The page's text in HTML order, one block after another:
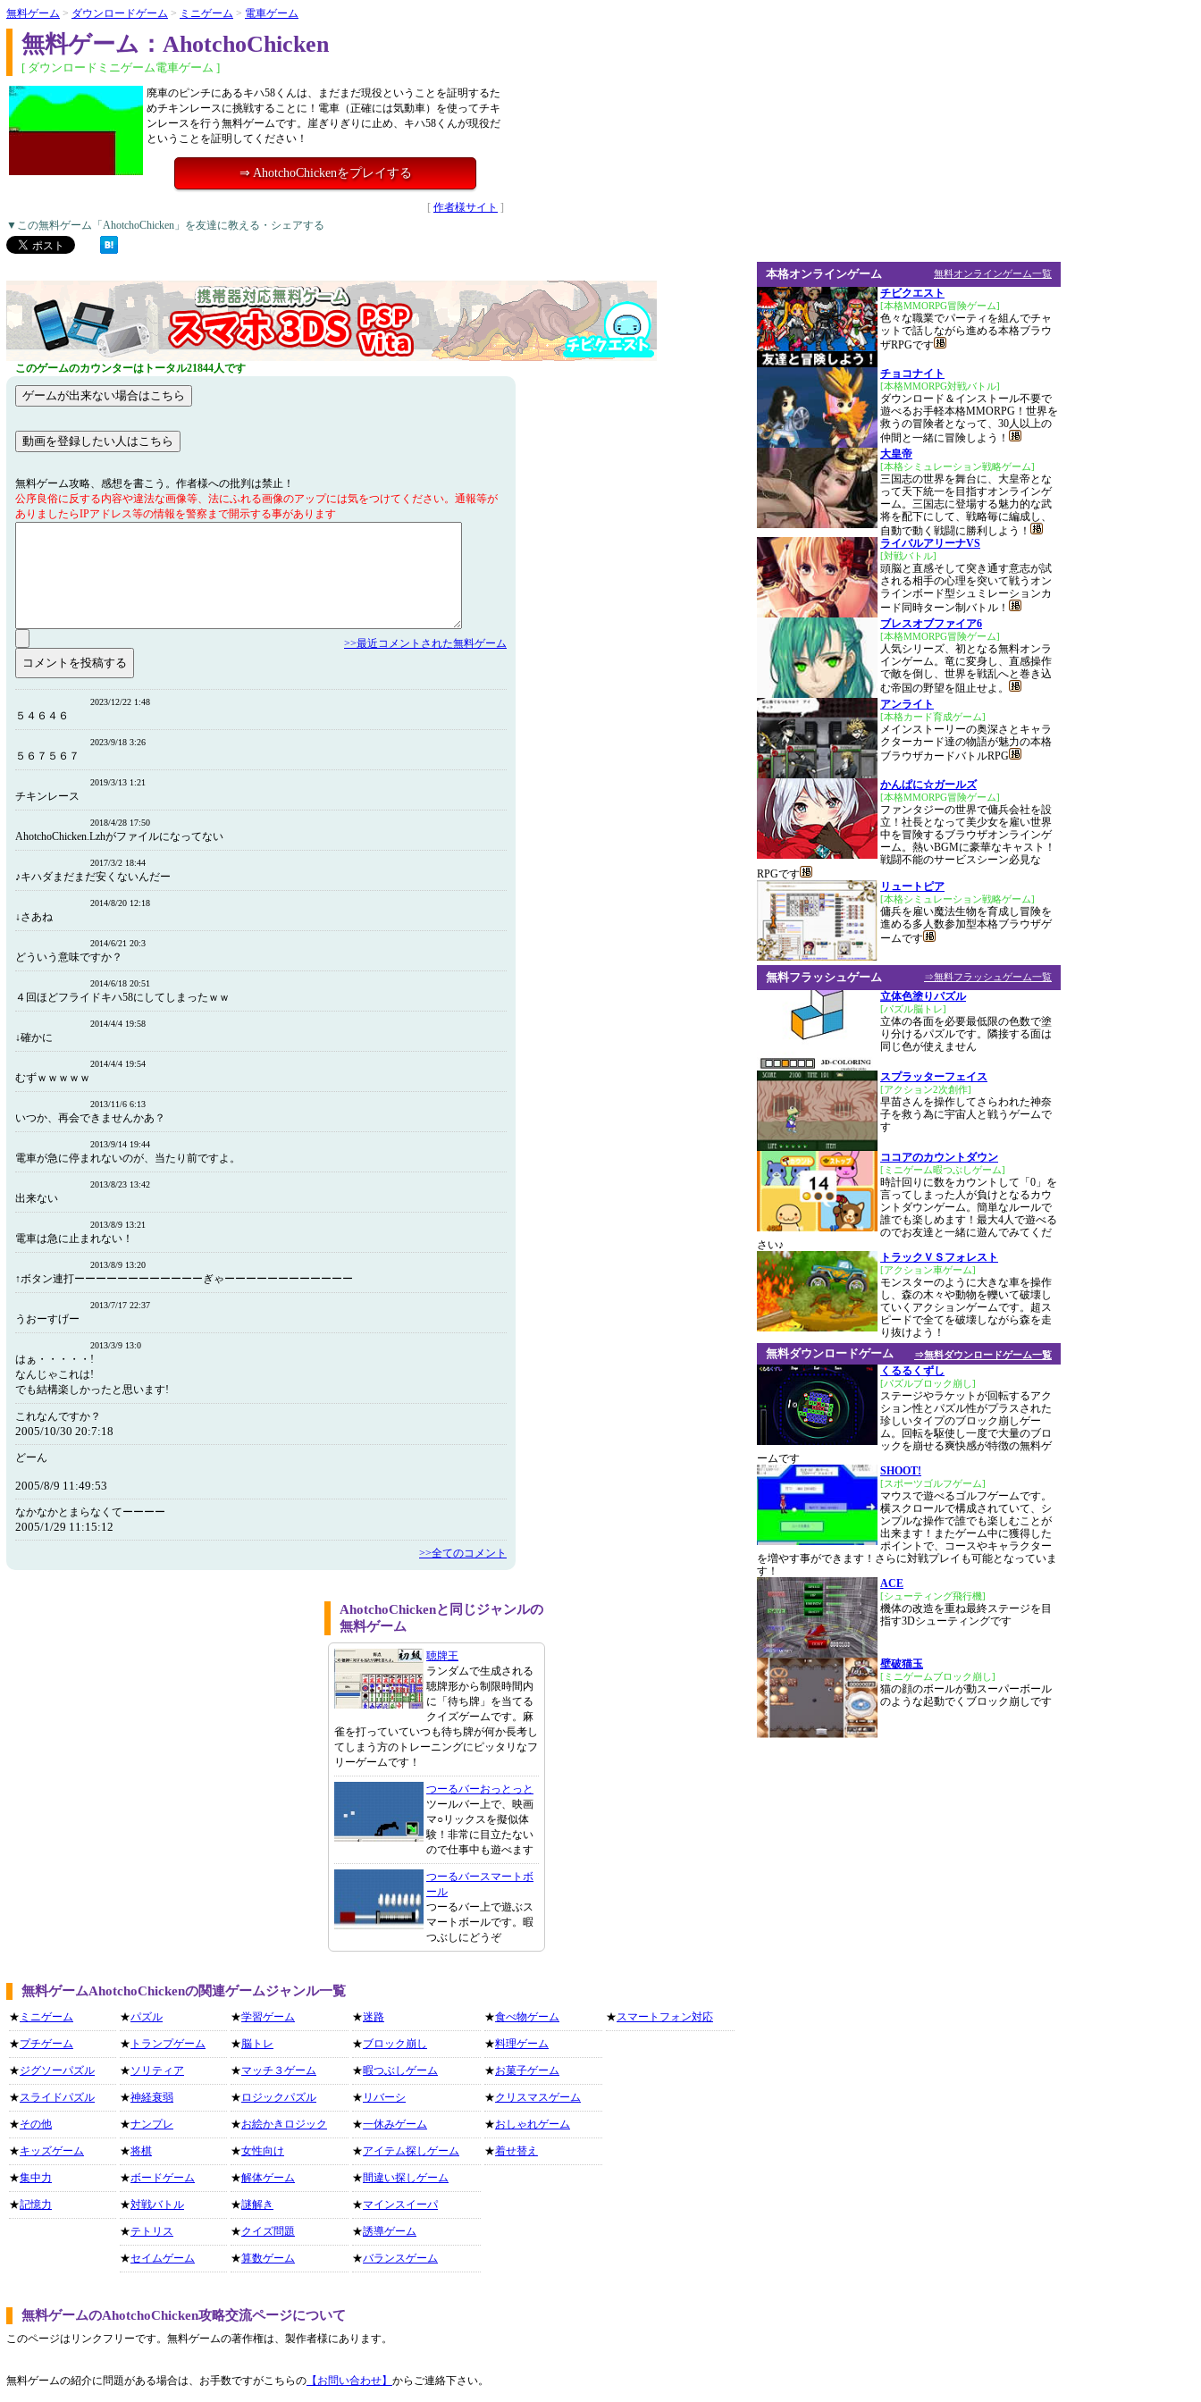
無料ゲーム > ダウンロードゲーム > ミニゲーム > 電車ゲーム
無料ゲーム：AhotchoChicken
[ ダウンロードミニゲーム電車ゲーム ]
廃車のピンチにあるキハ58くんは、まだまだ現役ということを証明するた
めチキンレースに挑戦することに！電車（正確には気動車）を使ってチキ
ンレースを行う無料ゲームです。崖ぎりぎりに止め、キハ58くんが現役だ
ということを証明してください！
⇒ AhotchoChickenをプレイする
[ 作者様サイト ]
▼この無料ゲーム「AhotchoChicken」を友達に教える・シェアする
このゲームのカウンターはトータル21844人です
無料ゲーム攻略、感想を書こう。作者様への批判は禁止！
公序良俗に反する内容や違法な画像等、法にふれる画像のアップには気をつけてください。通報等が
ありましたらIPアドレス等の情報を警察まで開示する事があります
>>最近コメントされた無料ゲーム
2023/12/22 1:48
５４６４６
2023/9/18 3:26
５６７５６７
2019/3/13 1:21
チキンレース
2018/4/28 17:50
AhotchoChicken.Lzhがファイルになってない
2017/3/2 18:44
♪キハダまだまだ安くないんだー
2014/8/20 12:18
↓さあね
2014/6/21 20:3
どういう意味ですか？
2014/6/18 20:51
４回ほどフライドキハ58にしてしまったｗｗ
2014/4/4 19:58
↓確かに
2014/4/4 19:54
むずｗｗｗｗｗ
2013/11/6 6:13
いつか、再会できませんかあ？
2013/9/14 19:44
電車が急に停まれないのが、当たり前ですよ。
2013/8/23 13:42
出来ない
2013/8/9 13:21
電車は急に止まれない！
2013/8/9 13:20
↑ボタン連打ーーーーーーーーーーーーぎゃーーーーーーーーーーーー
2013/7/17 22:37
うおーすげー
2013/3/9 13:0
はぁ・・・・・!
なんじゃこれは!
でも結構楽しかったと思います!
これなんですか？
2005/10/30 20:7:18
どーん
2005/8/9 11:49:53
なかなかとまらなくてーーーー
2005/1/29 11:15:12
>>全てのコメント
AhotchoChickenと同じジャンルの
無料ゲーム
聴牌王
ランダムで生成される
聴牌形から制限時間内
に「待ち牌」を当てる
クイズゲームです。麻
雀を打っていていつも待ち牌が何か長考し
てしまう方のトレーニングにピッタリなフ
リーゲームです！
つーるバーおっとっと
ツールバー上で、映画
マ○リックスを擬似体
験！非常に目立たない
ので仕事中も遊べます
つーるバースマートボ
ール
つーるバー上で遊ぶス
マートボールです。暇
つぶしにどうぞ
無料ゲームAhotchoChickenの関連ゲームジャンル一覧
★ ミニゲーム
★プチゲーム
★ジグソーパズル
★スライドパズル
★その他
★キッズゲーム
★集中力
★記憶力
★パズル
★ トランプゲーム
★ソリティア
★神経衰弱
★ナンプレ
★将棋
★ボードゲーム
★対戦バトル
★テトリス
★セイムゲーム
★学習ゲーム
★脳トレ
★マッチ３ゲーム
★ ロジックパズル
★お絵かきロジック
★女性向け
★解体ゲーム
★謎解き
★クイズ問題
★算数ゲーム
★迷路
★ブロック崩し
★暇つぶしゲーム
★ リバーシ
★一休みゲーム
★アイテム探しゲーム
★間違い探しゲーム
★マインスイーパ
★誘導ゲーム
★バランスゲーム
★食べ物ゲーム
★料理ゲーム
★お菓子ゲーム
★クリスマスゲーム
★おしゃれゲーム
★着せ替え
★スマートフォン対応
無料ゲームのAhotchoChicken攻略交流ページについて
このページはリンクフリーです。無料ゲームの著作権は、製作者様にあります。
無料ゲームの紹介に問題がある場合は、お手数ですがこちらの 【お問い合わせ】 からご連絡下さい。
無料オンラインゲーム一覧
本格オンラインゲーム
チビクエスト
[本格MMORPG冒険ゲーム]
色々な職業でパーティを組んでチャ
ットで話しながら進める本格ブラウ
ザRPGです
チョコナイト
[本格MMORPG対戦バトル]
ダウンロード＆インストール不要で
遊べるお手軽本格MMORPG！世界を
救うの冒険者となって、30人以上の
仲間と一緒に冒険しよう！
大皇帝
[本格シミュレーション戦略ゲーム]
三国志の世界を舞台に、大皇帝とな
って天下統一を目指すオンラインゲ
ーム。三国志に登場する魅力的な武
将を配下にして、戦略毎に編成し、
自動で動く戦闘に勝利しよう！
ライバルアリーナVS
[対戦バトル]
頭脳と直感そして突き通す意志が試
される相手の心理を突いて戦うオン
ラインボード型シュミレーションカ
ード同時ターン制バトル！
ブレスオブファイア6
[本格MMORPG冒険ゲーム]
人気シリーズ、初となる無料オンラ
インゲーム。竜に変身し、直感操作
で敵を倒し、世界を戦乱へと巻き込
む帝国の野望を阻止せよ。
アンライト
[本格カード育成ゲーム]
メインストーリーの奥深さとキャラ
クターカード達の物語が魅力の本格
ブラウザカードバトルRPG
かんぱに☆ガールズ
[本格MMORPG冒険ゲーム]
ファンタジーの世界で傭兵会社を設
立！社長となって美少女を雇い世界
中を冒険するブラウザオンラインゲ
ーム。熱いBGMに豪華なキャスト！
戦闘不能のサービスシーン必見な
RPGです
リュートピア
[本格シミュレーション戦略ゲーム]
傭兵を雇い魔法生物を育成し冒険を
進める多人数参加型本格ブラウザゲ
ームです
⇒無料フラッシュゲーム一覧
無料フラッシュゲーム
立体色塗りパズル
[パズル脳トレ]
立体の各面を必要最低限の色数で塗
り分けるパズルです。隣接する面は
同じ色が使えません
スプラッターフェイス
[アクション2次創作]
早苗さんを操作してさらわれた神奈
子を救う為に宇宙人と戦うゲームで
す
ココアのカウントダウン
[ミニゲーム暇つぶしゲーム]
時計回りに数をカウントして「0」を
言ってしまった人が負けとなるカウ
ントダウンゲーム。簡単なルールで
誰でも楽しめます！最大4人で遊べる
のでお友達と一緒に遊んでみてくだ
さい♪
トラックＶＳフォレスト
[アクション車ゲーム]
モンスターのように大きな車を操作
し、森の木々や動物を轢いて破壊し
ていくアクションゲームです。超ス
ピードで全てを破壊しながら森を走
り抜けよう！
⇒無料ダウンロードゲーム一覧
無料ダウンロードゲーム
くるるくずし
[パズルブロック崩し]
ステージやラケットが回転するアク
ション性とパズル性がプラスされた
珍しいタイプのブロック崩しゲー
ム。回転を駆使し一度で大量のブロ
ックを崩せる爽快感が特徴の無料ゲ
ームです
SHOOT!
[スポーツゴルフゲーム]
マウスで遊べるゴルフゲームです。
横スクロールで構成されていて、シ
ンプルな操作で誰でも楽しむことが
出来ます！またゲーム中に獲得した
ポイントで、コースやキャラクター
を増やす事ができます！さらに対戦プレイも可能となっていま
す！
ACE
[シューティング飛行機]
機体の改造を重ね最終ステージを目
指す3Dシューティングです
壁破猫玉
[ミニゲームブロック崩し]
猫の顔のボールが動スーパーボール
のような起動でくブロック崩しです